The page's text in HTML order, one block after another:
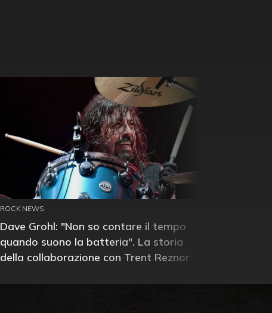
ROCK NEWS
Dave Grohl: "Non so contare il tempo
quando suono la batteria". La storia
della collaborazione con Trent Reznor